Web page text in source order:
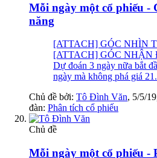
Mỗi ngày một cổ phiếu -
năng
[ATTACH] GÓC NHÌN
[ATTACH] GÓC
Dự đoán 3 ngày nữa bắt
ngày mà không phá giá
Chủ đề bởi: Tô Đình Văn, 5/5/19
đàn: Phân tích cổ phiếu
Chủ đề
Mỗi ngày một cổ phiếu -